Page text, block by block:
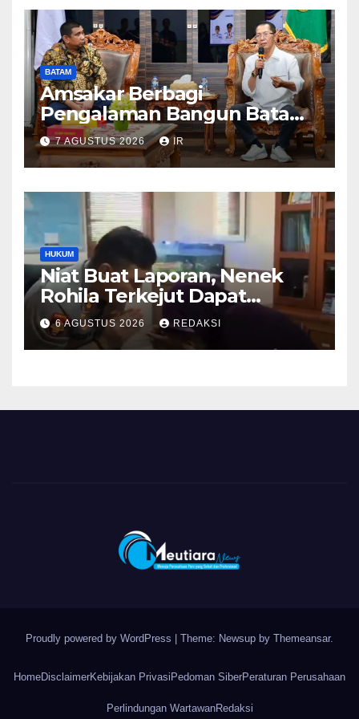
BATAM
Amsakar Berbagi
Pengalaman Bangun Batam,
DPRD Dumai Dalami
Pendidikan hingga Investasi
7 AGUSTUS 2026 IR
HUKUM
Niat Buat Laporan, Nenek
Rohila Terkejut Dapat
Bantuan dari Kabid Propam
Kombes Pol Eddwi
6 AGUSTUS 2026 REDAKSI
Proudly powered by WordPress Theme: Newsup by Themeansar.
HomeDisclaimerKebijakan Privasi Pedoman SiberPeraturan Perusahaan
Perlindungan WartawanRedaksi